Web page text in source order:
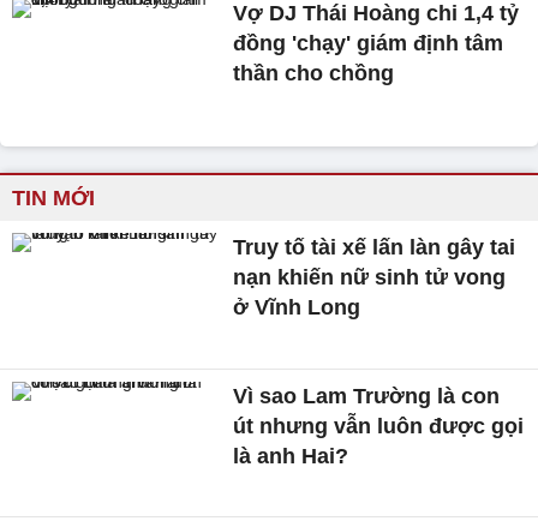
Vợ DJ Thái Hoàng chi 1,4 tỷ
đồng 'chạy' giám định tâm
thần cho chồng
TIN MỚI
Truy tố tài xế lấn làn gây tai
nạn khiến nữ sinh tử vong
ở Vĩnh Long
Vì sao Lam Trường là con
út nhưng vẫn luôn được gọi
là anh Hai?